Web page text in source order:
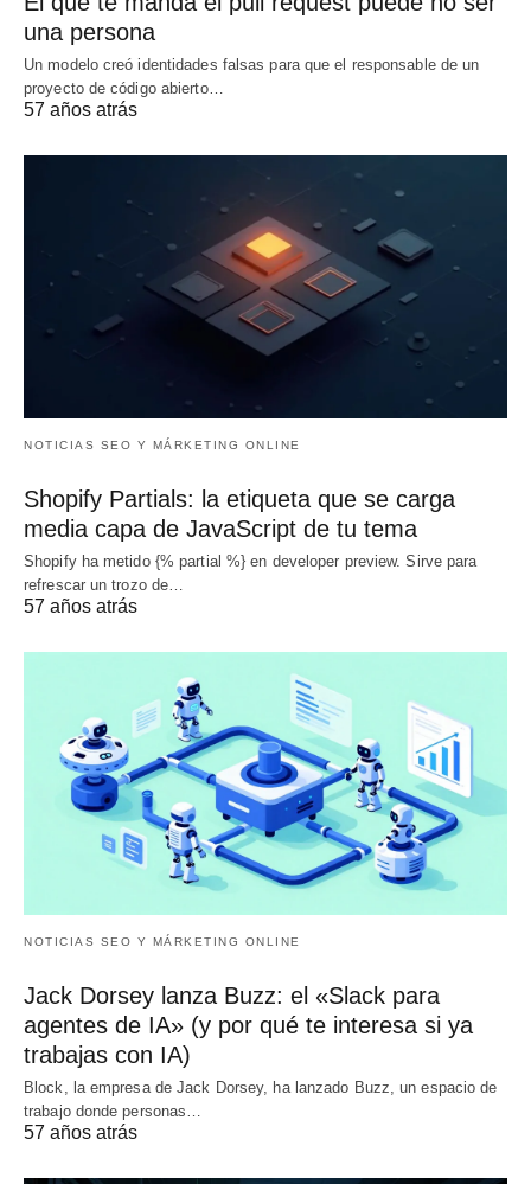
una persona
Un modelo creó identidades falsas para que el responsable de un
proyecto de código abierto…
57 años atrás
NOTICIAS SEO Y MÁRKETING ONLINE
Shopify Partials: la etiqueta que se carga
media capa de JavaScript de tu tema
Shopify ha metido {% partial %} en developer preview. Sirve para
refrescar un trozo de…
57 años atrás
NOTICIAS SEO Y MÁRKETING ONLINE
Jack Dorsey lanza Buzz: el «Slack para
agentes de IA» (y por qué te interesa si ya
trabajas con IA)
Block, la empresa de Jack Dorsey, ha lanzado Buzz, un espacio de
trabajo donde personas…
57 años atrás